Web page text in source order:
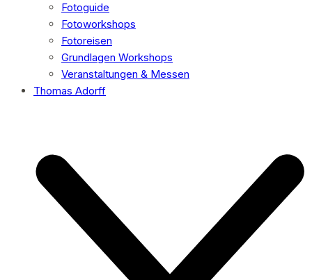
Fotoguide
Fotoworkshops
Fotoreisen
Grundlagen Workshops
Veranstaltungen & Messen
Thomas Adorff